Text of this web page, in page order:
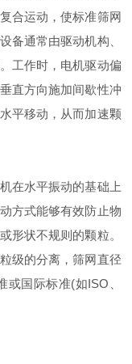
合运动，使标准筛网
备通常由驱动机构、
工作时，电机驱动偏
直方向施加间歇性冲
平移动，从而加速颗
在水平振动的基础上
方式能够有效防止物
形状不规则的颗粒。
级的分离，筛网直径
国际标准(如ISO、